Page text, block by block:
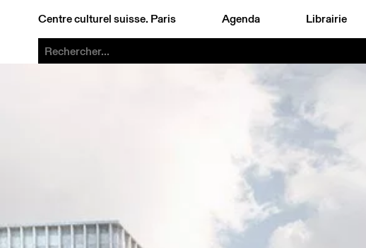
Centre culturel suisse. Paris Agenda Librairie